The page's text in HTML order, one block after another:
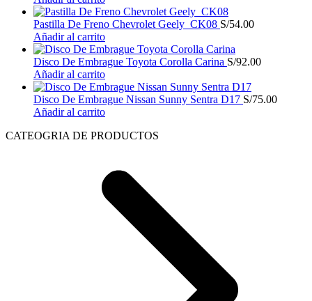
Pastilla De Freno Chevrolet Geely_CK08 S/54.00
Añadir al carrito
Disco De Embrague Toyota Corolla Carina S/92.00
Añadir al carrito
Disco De Embrague Nissan Sunny Sentra D17 S/75.00
Añadir al carrito
CATEOGRIA DE PRODUCTOS